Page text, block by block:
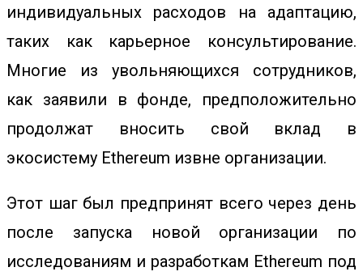
индивидуальных расходов на адаптацию,
таких как карьерное консультирование.
Многие из увольняющихся сотрудников,
как заявили в фонде, предположительно
продолжат вносить свой вклад в
экосистему Ethereum извне организации.
Этот шаг был предпринят всего через день
после запуска новой организации по
исследованиям и разработкам Ethereum под